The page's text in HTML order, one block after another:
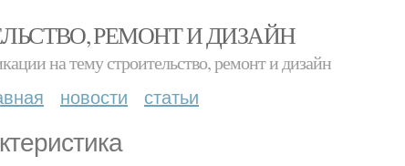
РЕМОНТ И ДИЗАЙН
на тему строительство, ремонт и дизайн
новости статьи